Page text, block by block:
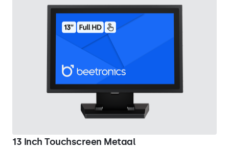
13 Inch Touchscreen Metaal